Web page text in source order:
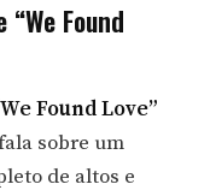
Found
Found Love”
sobre um
de altos e